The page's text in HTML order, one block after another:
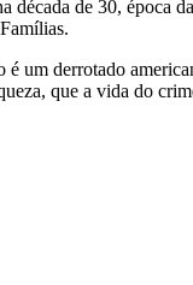
década de 30, época
derrotado
que a vida do